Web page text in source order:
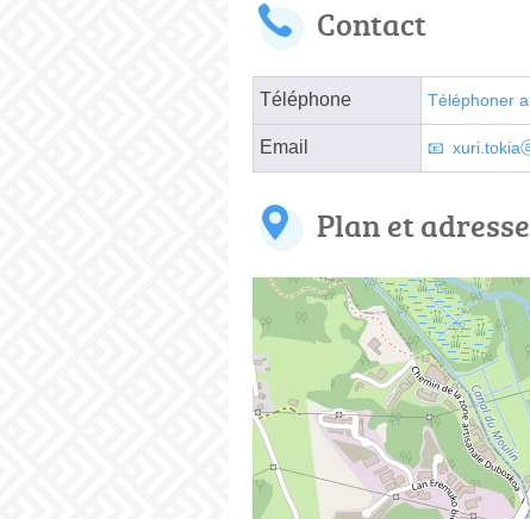
Contact
Téléphone Téléphoner
Email
Plan et adresse